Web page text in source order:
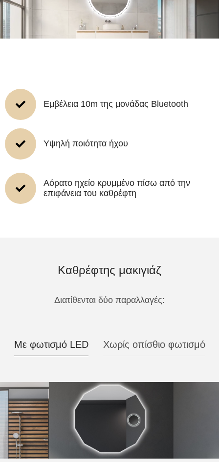
Εμβέλεια 10m της μονάδας Bluetooth
Υψηλή ποιότητα ήχου
Αόρατο ηχείο κρυμμένο πίσω από την
επιφάνεια του καθρέφτη
Καθρέφτης μακιγιάζ
Διατίθενται δύο παραλλαγές:
Με φωτισμό LED Χωρίς οπίσθιο φωτισμό